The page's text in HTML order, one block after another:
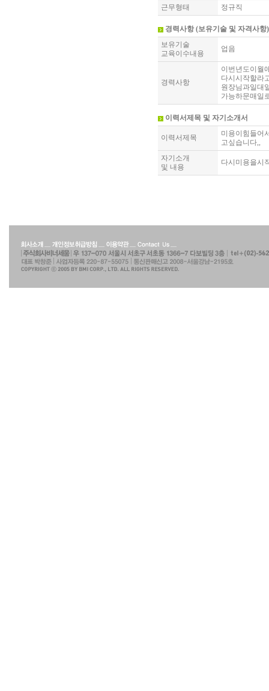
근무형태
정규직
경력사항 (보유기술 및 자격사항)
보유기술
교육이수내용
업음
경력사항
이번년도이월
다시시작할라
원장님과일대
가능하문매일
이력서제목 및 자기소개서
이력서제목
미용이힘들어
고싶습니다,,
자기소개
및 내용
다시미용을시